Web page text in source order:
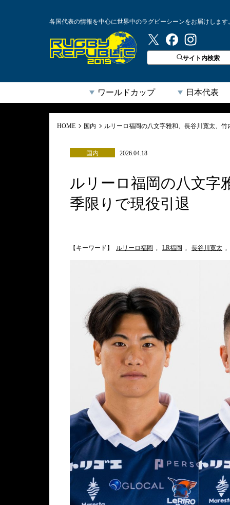
各国代表の情報を中心に世界中のラグビーシーンをお届けします
ラグビーリパブリック
サイト内検索
ワールドカップ 日本代表
HOME 国内 ルリーロ福岡の八文字雅和、長谷川寛太、
国内 2026.04.18
ルリーロ福岡の八文字
季限りで現役引退
【キーワード】 ルリーロ福岡 , LR福岡 , 長谷川寛太 ,